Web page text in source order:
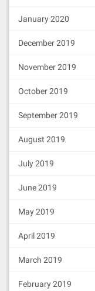
January 2020
December 2019
November 2019
October 2019
September 2019
August 2019
July 2019
June 2019
May 2019
April 2019
March 2019
February 2019